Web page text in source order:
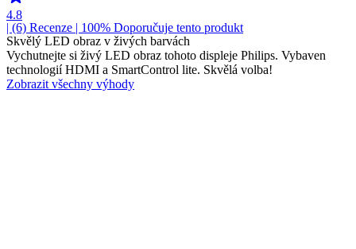
4.8
| (6) Recenze | 100% Doporučuje tento produkt
Skvělý LED obraz v živých barvách
Vychutnejte si živý LED obraz tohoto displeje Philips. Vybaven
technologií HDMI a SmartControl lite. Skvělá volba!
Zobrazit všechny výhody